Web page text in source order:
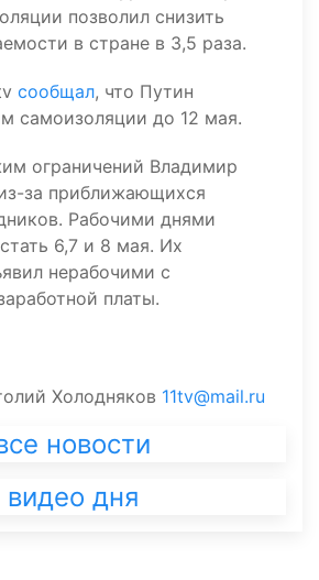
позволил снизить
в стране в 3,5 раза.
сообщал, что Путин
самоизоляции до 12 мая.
ограничений Владимир
за приближающихся
Рабочими днями
6,7 и 8 мая. Их
нерабочими с
платы.
Холодняков 11tv@mail.ru
новости
видео дня